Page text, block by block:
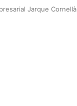
Jarque Cornellà